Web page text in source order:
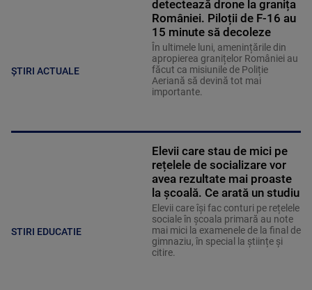
ȘTIRI ACTUALE
detectează drone la granița
României. Piloții de F-16 au
15 minute să decoleze
În ultimele luni, amenințările din
apropierea granițelor României au
făcut ca misiunile de Poliție
Aeriană să devină tot mai
importante.
STIRI EDUCATIE
Elevii care stau de mici pe
rețelele de socializare vor
avea rezultate mai proaste
la școală. Ce arată un studiu
Elevii care îşi fac conturi pe rețelele
sociale în școala primară au note
mai mici la examenele de la final de
gimnaziu, în special la științe și
citire.